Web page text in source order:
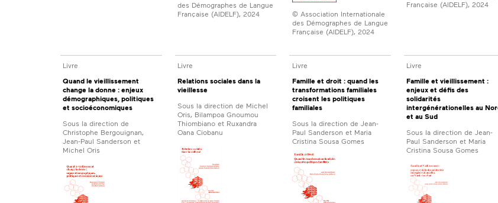
des Démographes de Langue
Française (AIDELF), 2024
© Association Internationale
des Démographes de Langue
Française (AIDELF), 2024
Française (AIDELF), 2024
Livre
Quand le vieillissement
change la donne : enjeux
démographiques, politiques
et socioéconomiques
Sous la direction de
Christophe Bergouignan,
Jean-Paul Sanderson et
Michel Oris
Livre
Relations sociales dans la
vieillesse
Sous la direction de Michel
Oris, Bilampoa Gnoumou
Thiombiano et Ruxandra
Oana Ciobanu
Livre
Famille et droit : quand les
transformations familiales
croisent les politiques
familiales
Sous la direction de Jean-
Paul Sanderson et Maria
Cristina Sousa Gomes
Livre
Famille et vieillissement :
enjeux et défis des
solidarités
intergénérationelles au
et au Sud
Sous la direction de Jean-
Paul Sanderson et Maria
Cristina Sousa Gomes